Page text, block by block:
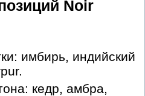
Noir
имбирь, индийский
кедр, амбра,